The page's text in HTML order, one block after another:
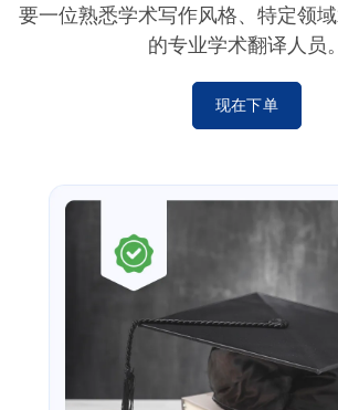
要一位熟悉学术写作风格、特定领
的专业学术翻译人员。
现在下单